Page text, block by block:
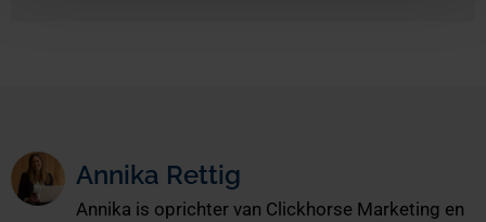
Annika Rettig
Annika is oprichter van Clickhorse Marketing en